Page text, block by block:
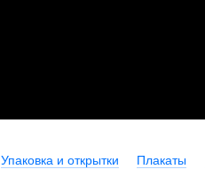
Упаковка и открытки Плакаты